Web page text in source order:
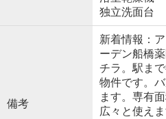
独立洗面台
備考
新着情報：
ーデン船橋
チラ。駅ま
物件です。
ます。専有
広々と使え